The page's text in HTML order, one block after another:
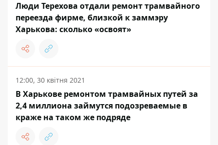
Люди Терехова отдали ремонт трамвайного
переезда фирме, близкой к заммэру
Харькова: сколько «освоят»
12:00, 30 квітня 2021
В Харькове ремонтом трамвайных путей за
2,4 миллиона займутся подозреваемые в
краже на таком же подряде